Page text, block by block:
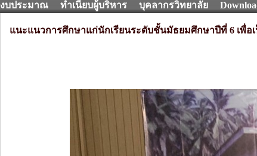
งบประมาณ ทำเนียบผู้บริหาร บุคลากรวิทยาลัย
แนะแนวการศึกษาแก่นักเรียนระดับชั้นมัธยมศึกษาปีที่ 6 เพื่